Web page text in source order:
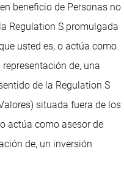
beneficio de Personas no
Regulation S promulgada
usted es, o actúa como
de, una
de la Regulation S
situada fuera de los
actúa como asesor de
de, un inversión